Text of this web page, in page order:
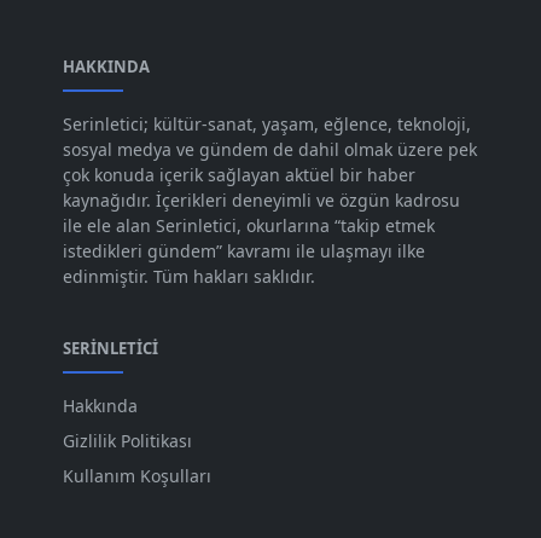
Ara 2023 [101]
Kas 2023
Eki 2023 [73]
Eyl 2023 [73]
Ağu 2023 [74]
Tem 2023 [76]
Haz 2023
May 2023
Nis 2023
Mar 2023
HAKKINDA
Serinletici; kültür-sanat, yaşam, eğlence, teknoloji,
sosyal medya ve gündem de dahil olmak üzere pek
çok konuda içerik sağlayan aktüel bir haber
kaynağıdır. İçerikleri deneyimli ve özgün kadrosu
ile ele alan Serinletici, okurlarına “takip etmek
istedikleri gündem” kavramı ile ulaşmayı ilke
edinmiştir. Tüm hakları saklıdır.
SERINLETICI
Hakkında
Gizlilik Politikası
Kullanım Koşulları